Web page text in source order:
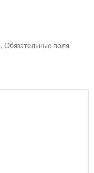
Обязательные поля